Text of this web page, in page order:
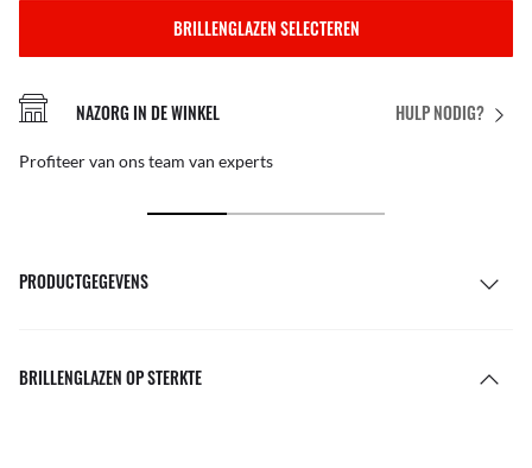
BRILLENGLAZEN SELECTEREN
HULP NODIG?
NAZORG IN DE WINKEL
Profiteer van ons team van experts
PRODUCTGEGEVENS
BRILLENGLAZEN OP STERKTE